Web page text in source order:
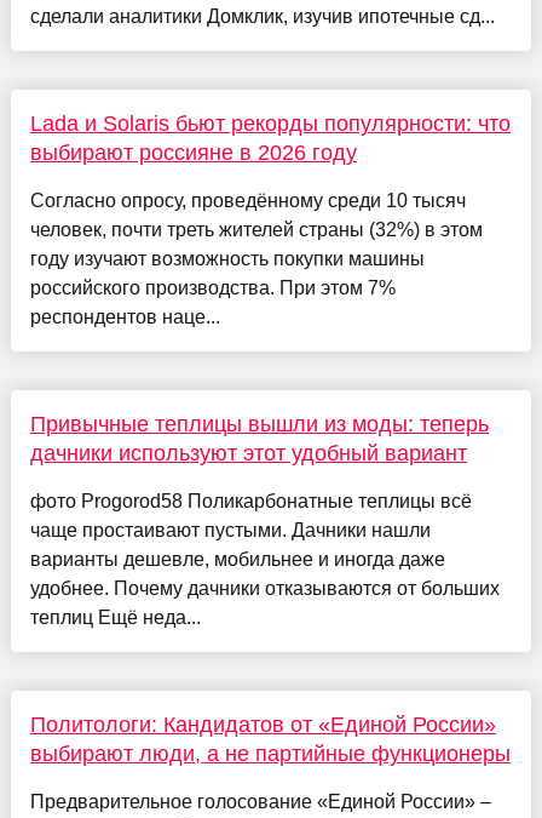
сделали аналитики Домклик, изучив ипотечные сд...
Lada и Solaris бьют рекорды популярности: что
выбирают россияне в 2026 году
Согласно опросу, проведённому среди 10 тысяч
человек, почти треть жителей страны (32%) в этом
году изучают возможность покупки машины
российского производства. При этом 7%
респондентов наце...
Привычные теплицы вышли из моды: теперь
дачники используют этот удобный вариант
фото Progorod58 Поликарбонатные теплицы всё
чаще простаивают пустыми. Дачники нашли
варианты дешевле, мобильнее и иногда даже
удобнее. Почему дачники отказываются от больших
теплиц Ещё неда...
Политологи: Кандидатов от «Единой России»
выбирают люди, а не партийные функционеры
Предварительное голосование «Единой России» –